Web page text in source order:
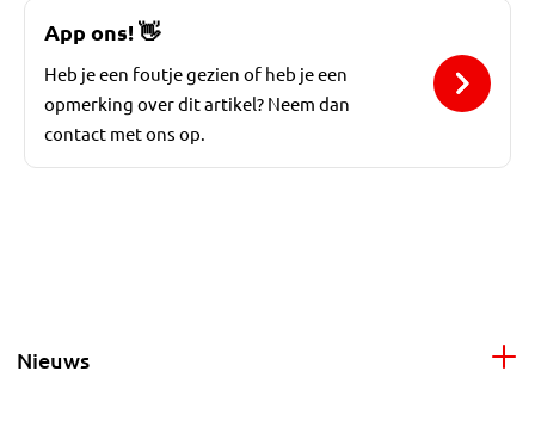
App ons!👋
Heb je een foutje gezien of heb je een
opmerking over dit artikel? Neem dan
contact met ons op.
Nieuws